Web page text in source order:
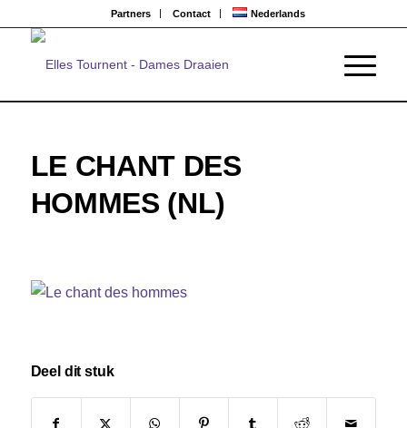
Partners Contact Nederlands
LE CHANT DES
HOMMES (NL)
Deel dit stuk